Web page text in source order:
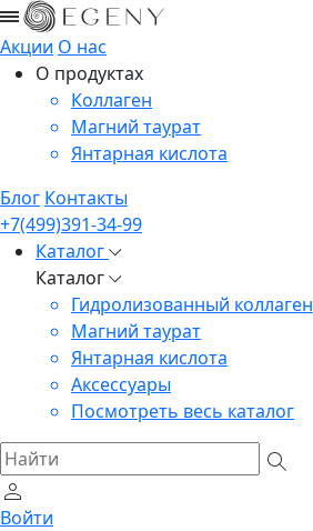
Акции О нас
О продуктах
Коллаген
Магний таурат
Янтарная кислота
Блог Контакты
+7(499)391-34-99
Каталог
Каталог
Гидролизованный коллаген
Магний таурат
Янтарная кислота
Аксессуары
Посмотреть весь каталог
Войти